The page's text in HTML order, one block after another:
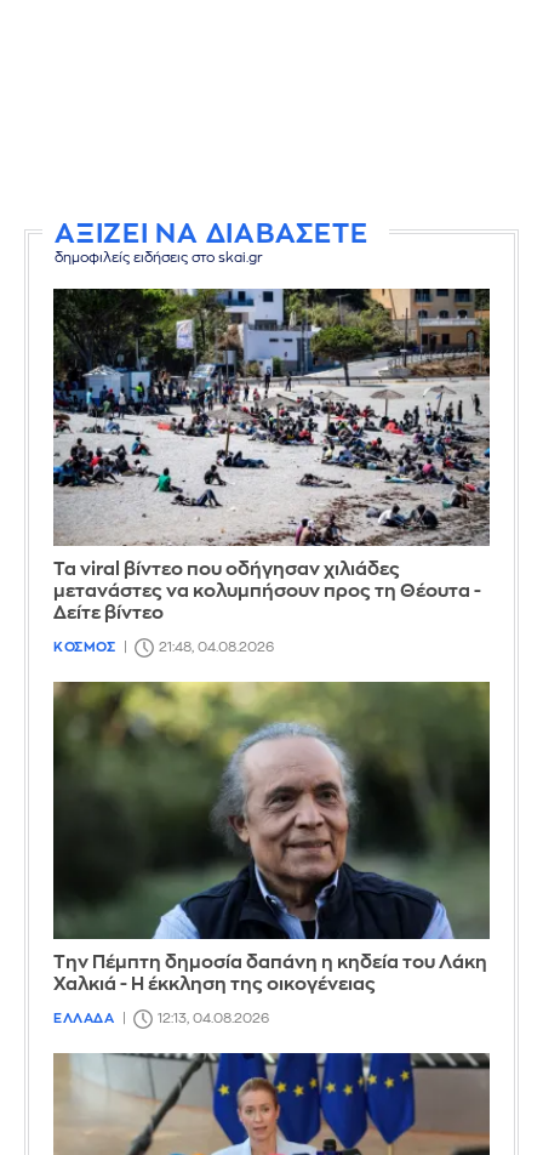
ΑΞΙΖΕΙ ΝΑ ΔΙΑΒΑΣΕΤΕ
δημοφιλείς ειδήσεις στο skai.gr
Τα viral βίντεο που οδήγησαν χιλιάδες
μετανάστες να κολυμπήσουν προς τη Θέουτα -
Δείτε βίντεο
ΚΟΣΜΟΣ 21:48, 04.08.2026
Την Πέμπτη δημοσία δαπάνη η κηδεία του Λάκη
Χαλκιά - Η έκκληση της οικογένειας
ΕΛΛΑΔΑ 12:13, 04.08.2026